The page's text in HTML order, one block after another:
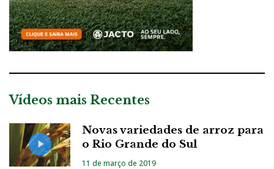
Vídeos mais Recentes
Novas variedades de arroz para
o Rio Grande do Sul
11 de março de 2019